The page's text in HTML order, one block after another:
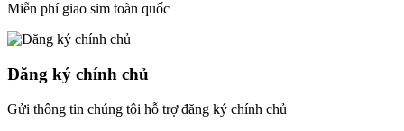
Miễn phí giao sim toàn quốc
Đăng ký chính chủ
Gửi thông tin chúng tôi hỗ trợ đăng ký chính chủ